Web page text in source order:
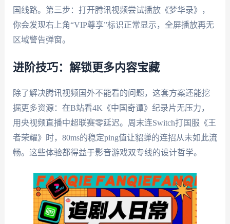
国线路。第三步：打开腾讯视频尝试播放《梦华录》，
你会发现右上角“VIP尊享”标识正常显示，全屏播放再无
区域警告弹窗。
进阶技巧：解锁更多内容宝藏
除了解决腾讯视频国外不能看的问题，这套方案还能挖
掘更多资源：在B站看4K《中国奇谭》纪录片无压力，
用央视频直播中超联赛零延迟。周末连Switch打国服《王
者荣耀》时，80ms的稳定ping值让貂蝉的连招从未如此流
畅。这些体验都得益于影音游戏双专线的设计哲学。